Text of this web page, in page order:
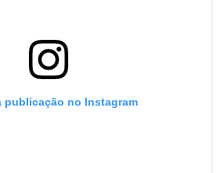
publicação no Instagram